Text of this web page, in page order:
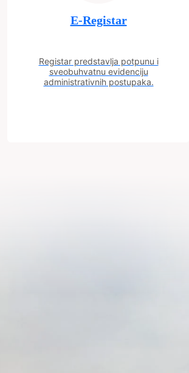
E-Registar
Registar predstavlja potpunu i
sveobuhvatnu evidenciju
administrativnih postupaka.